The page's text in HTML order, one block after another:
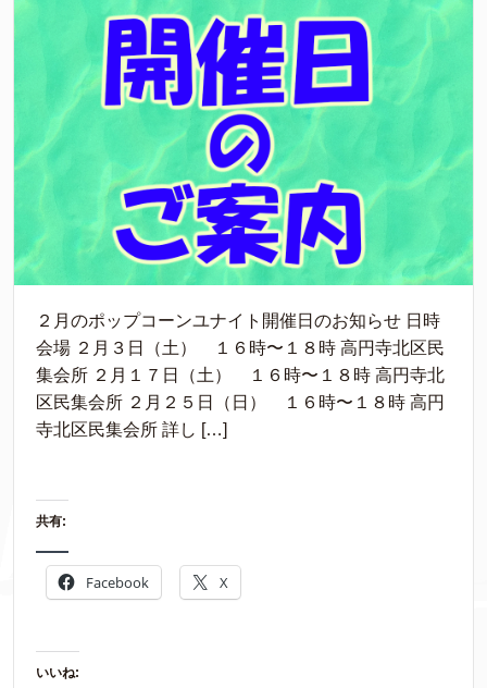
２月のポップコーンユナイト開催日のお知らせ 日時
会場 ２月３日（土） １６時〜１８時 高円寺北区民
集会所 ２月１７日（土） １６時〜１８時 高円寺北
区民集会所 ２月２５日（日） １６時〜１８時 高円
寺北区民集会所 詳し […]
共有:
Facebook X
いいね: